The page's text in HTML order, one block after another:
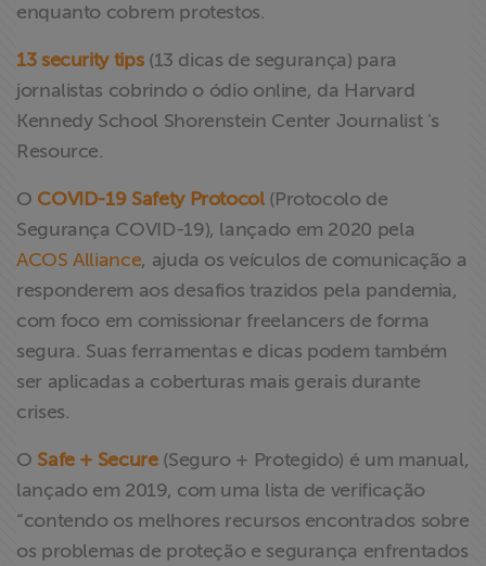
enquanto cobrem protestos.
13 security tips(13 dicas de segurança) para
jornalistas cobrindo o ódio online, da Harvard
Kennedy School Shorenstein Center Journalist 's
Resource.
O COVID-19 Safety Protocol(Protocolo de
Segurança COVID-19), lançado em 2020 pela
ACOS Alliance, ajuda os veículos de comunicação a
responderem aos desafios trazidos pela pandemia,
com foco em comissionar freelancers de forma
segura. Suas ferramentas e dicas podem também
ser aplicadas a coberturas mais gerais durante
crises.
O Safe + Secure(Seguro + Protegido) é um manual,
lançado em 2019, com uma lista de verificação
“contendo os melhores recursos encontrados sobre
os problemas de proteção e segurança enfrentados